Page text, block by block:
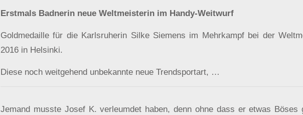
Erstmals Badnerin neue Weltmeisterin im Handy-Weitwurf
Goldmedaille für die Karlsruherin Silke Siemens im Mehrkampf bei der
2016 in Helsinki.
Diese noch weitgehend unbekannte neue Trendsportart, …
Jemand musste Josef K. verleumdet haben, denn ohne dass er etwas Böses